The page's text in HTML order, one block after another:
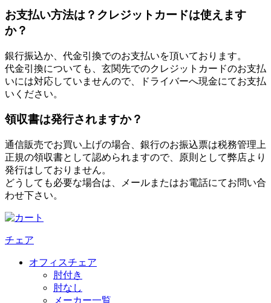
お支払い方法は？クレジットカードは使えます
か？
銀行振込か、代金引換でのお支払いを頂いております。
代金引換についても、玄関先でのクレジットカードのお支払
いには対応していませんので、ドライバーへ現金にてお支払
いください。
領収書は発行されますか？
通信販売でお買い上げの場合、銀行のお振込票は税務管理上
正規の領収書として認められますので、原則として弊店より
発行はしておりません。
どうしても必要な場合は、メールまたはお電話にてお問い合
わせ下さい。
チェア
オフィスチェア
肘付き
肘なし
メーカー一覧